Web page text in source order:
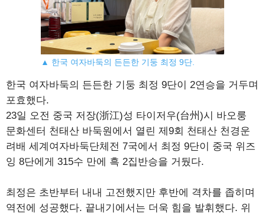
▲ 한국 여자바둑의 든든한 기둥 최정 9단.
한국 여자바둑의 든든한 기둥 최정 9단이 2연승을 거두며
포효했다.
23일 오전 중국 저장(浙江)성 타이저우(台州)시 바오룽
문화센터 천태산 바둑원에서 열린 제9회 천태산 천경운
려배 세계여자바둑단체전 7국에서 최정 9단이 중국 위즈
잉 8단에게 315수 만에 흑 2집반승을 거뒀다.
최정은 초반부터 내내 고전했지만 후반에 격차를 좁히며
역전에 성공했다. 끝내기에서는 더욱 힘을 발휘했다. 위